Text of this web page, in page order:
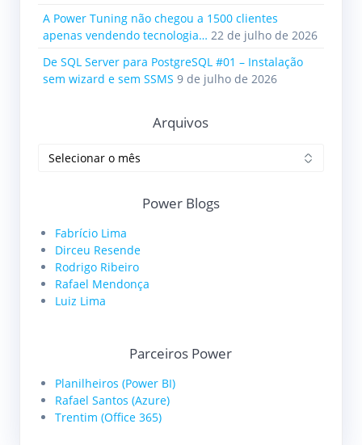
A Power Tuning não chegou a 1500 clientes
apenas vendendo tecnologia… 22 de julho de 2026
De SQL Server para PostgreSQL #01 – Instalação
sem wizard e sem SSMS 9 de julho de 2026
Arquivos
Power Blogs
Fabrício Lima
Dirceu Resende
Rodrigo Ribeiro
Rafael Mendonça
Luiz Lima
Parceiros Power
Planilheiros (Power BI)
Rafael Santos (Azure)
Trentim (Office 365)